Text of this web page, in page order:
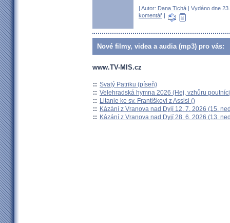
| Autor: Dana Tichá | Vydáno dne
komentář |
Nové filmy, videa a audia (mp3) pro vás:
www.TV-MIS.cz
:: Svatý Patriku (píseň)
:: Velehradská hymna 2026 (Hej, vzhůru
:: Litanie ke sv. Františkovi z Assisi ()
:: Kázání z Vranova nad Dyjí 12. 7. 2026 (15.
:: Kázání z Vranova nad Dyjí 28. 6. 2026 (13.